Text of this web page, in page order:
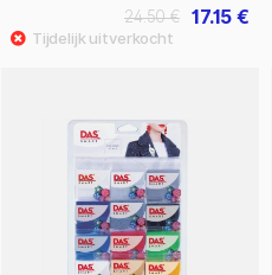
17.15 €
24.50 €